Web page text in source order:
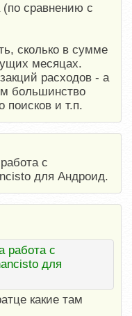
(по сравнению с
сколько в сумме
месяцах.
расходов - а
большинство
поисков и т.п.
с
для Андроид.
работа с
для
какие там